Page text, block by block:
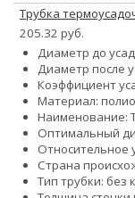
Трубка
205.32 руб.
Диаметр до
Диаметр после
Коэффициент
Материал:
Наименование:
Оптимальный
Относительное
Страна
Тип трубки: без